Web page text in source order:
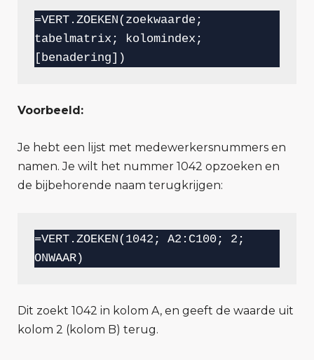
=VERT.ZOEKEN(zoekwaarde;
tabelmatrix; kolomindex;
[benadering])
Voorbeeld:
Je hebt een lijst met medewerkersnummers en
namen. Je wilt het nummer 1042 opzoeken en
de bijbehorende naam terugkrijgen:
=VERT.ZOEKEN(1042; A2:C100; 2;
ONWAAR)
Dit zoekt 1042 in kolom A, en geeft de waarde uit
kolom 2 (kolom B) terug.